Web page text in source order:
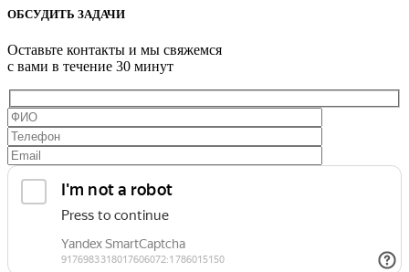
ОБСУДИТЬ ЗАДАЧИ
Оставьте контакты и мы свяжемся
с вами в течение 30 минут